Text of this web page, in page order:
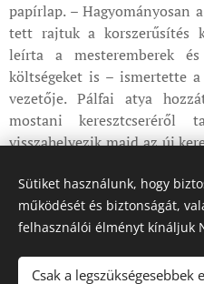
papírlap. – Hagyományosan
tett rajtuk a korszerűsítés
leírta a mesteremberek
költségeket is – ismertette
vezetője. Pálfai atya
mostani keresztcseréről
visszahelyezik majd az új
A templom szeptember 5-ei
ünnepén a szentmisét
megáldásra az új kereszt
Sütiket használunk, hogy
működését és biztonságát,
felhasználói élményt kínáljuk
Csak a legszükségesebbek